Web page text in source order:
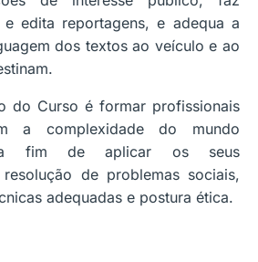
e edita reportagens, e adequa a
dos textos ao veículo e ao
do Curso é formar profissionais
a complexidade do mundo
a fim de aplicar os seus
de problemas sociais,
adequadas e postura ética.